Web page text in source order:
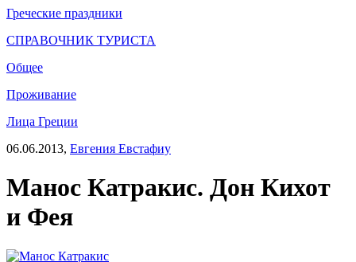
Греческие праздники
СПРАВОЧНИК ТУРИСТА
Общее
Проживание
Лица Греции
06.06.2013, Евгения Евстафиу
Манос Катракис. Дон Кихот
и Фея